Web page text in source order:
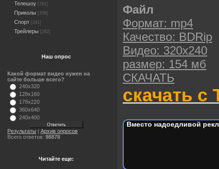
Телешоу [791]
Приколы [336]
Спорт [241]
Трейлеры [282]
Наш опрос
Какой формат видео нужен на
сайте больше всего?
240x320
128x160
178x220
360x640
240x400
Результаты | Архив опросов
Всего ответов: 98878
Читайте еще:
Файл
Формат: mp4
Качество: BDRip
Видео: 320х240
размер: 154 мб
СКАЧАТЬ
скачать с
Вместо надоедливой